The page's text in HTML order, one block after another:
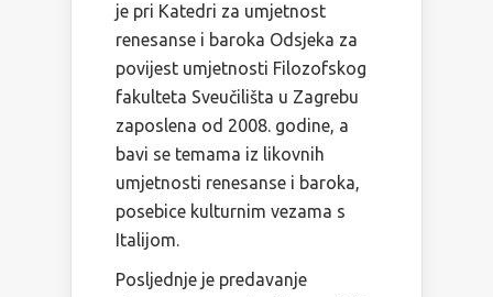
je pri Katedri za umjetnost
renesanse i baroka Odsjeka za
povijest umjetnosti Filozofskog
fakulteta Sveučilišta u Zagrebu
zaposlena od 2008. godine, a
bavi se temama iz likovnih
umjetnosti renesanse i baroka,
posebice kulturnim vezama s
Italijom.
Posljednje je predavanje